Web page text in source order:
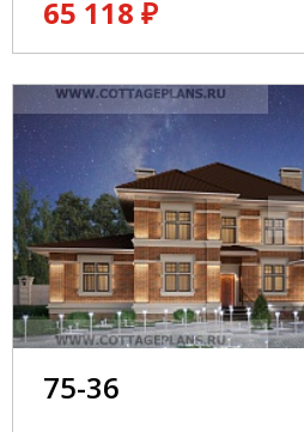
65 118 ₽
75-36